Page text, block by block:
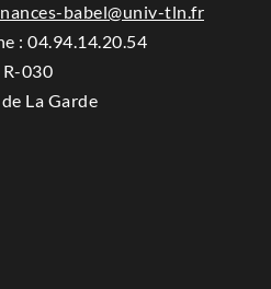
babel@univ-tln.fr
: 04.94.14.20.54
R-030
La Garde